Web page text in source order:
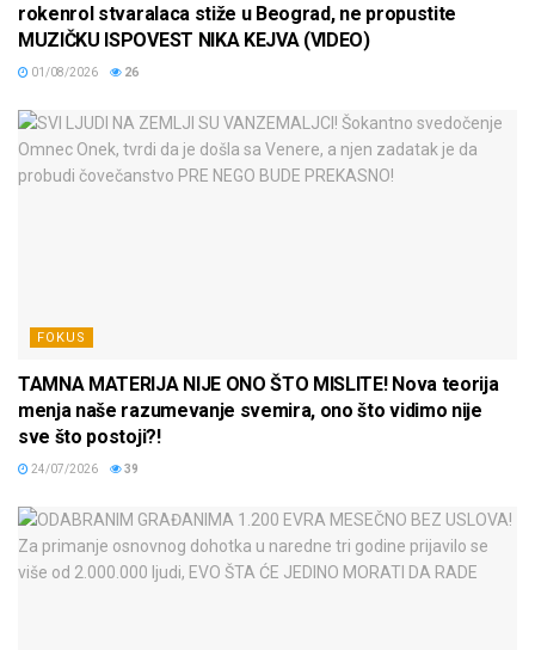
rokenrol stvaralaca stiže u Beograd, ne propustite
MUZIČKU ISPOVEST NIKA KEJVA (VIDEO)
01/08/2026 26
FOKUS
TAMNA MATERIJA NIJE ONO ŠTO MISLITE! Nova teorija
menja naše razumevanje svemira, ono što vidimo nije
sve što postoji?!
24/07/2026 39